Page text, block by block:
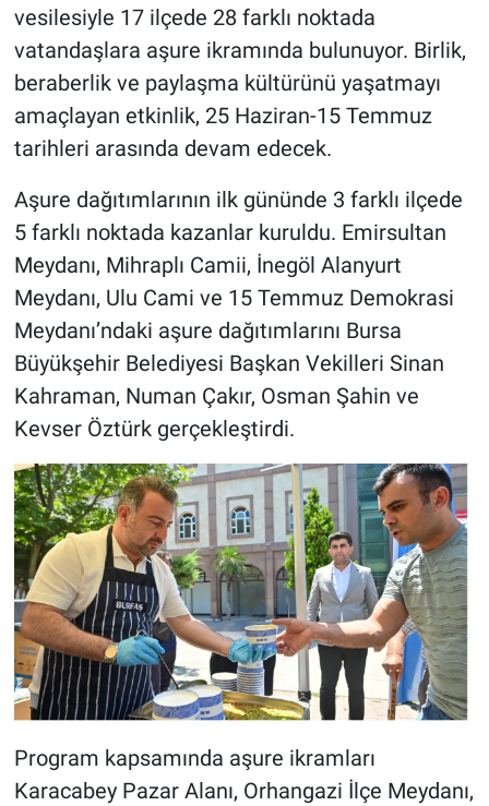
vesilesiyle 17 ilçede 28 farklı noktada
vatandaşlara aşure ikramında bulunuyor. Birlik,
beraberlik ve paylaşma kültürünü yaşatmayı
amaçlayan etkinlik, 25 Haziran-15 Temmuz
tarihleri arasında devam edecek.
Aşure dağıtımlarının ilk gününde 3 farklı ilçede
5 farklı noktada kazanlar kuruldu. Emirsultan
Meydanı, Mihraplı Camii, İnegöl Alanyurt
Meydanı, Ulu Cami ve 15 Temmuz Demokrasi
Meydanı’ndaki aşure dağıtımlarını Bursa
Büyükşehir Belediyesi Başkan Vekilleri Sinan
Kahraman, Numan Çakır, Osman Şahin ve
Kevser Öztürk gerçekleştirdi.
Program kapsamında aşure ikramları
Karacabey Pazar Alanı, Orhangazi İlçe Meydanı,